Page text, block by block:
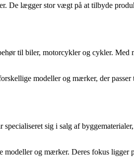
lægger stor vægt på at tilbyde
til biler, motorcykler og cykler.
modeller og mærker, der
sig i salg af
og mærker. Deres fokus ligger